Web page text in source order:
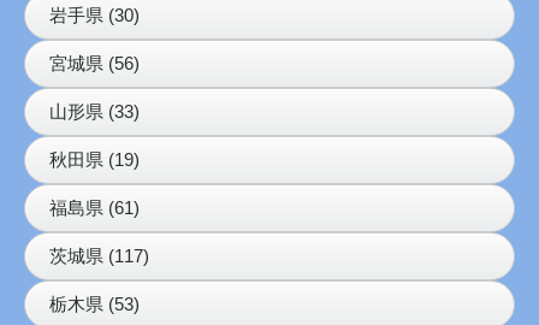
岩手県 (30)
宮城県 (56)
山形県 (33)
秋田県 (19)
福島県 (61)
茨城県 (117)
栃木県 (53)